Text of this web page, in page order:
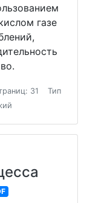
газе
31
Тип